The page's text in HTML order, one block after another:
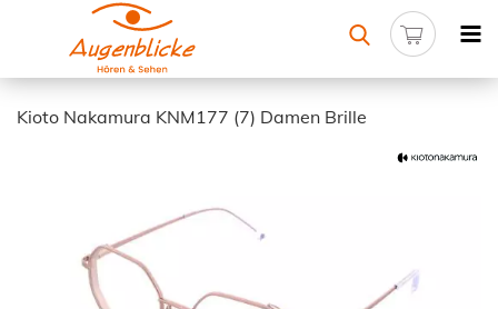
Kioto Nakamura KNM177 (7) Damen Brille